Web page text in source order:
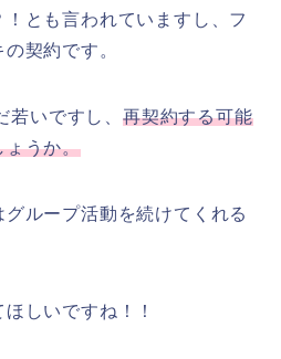
とも言われていますし、フ
契約です。
いですし、 再契約する可能
ょうか。
ループ活動を続けてくれる
しいですね！！